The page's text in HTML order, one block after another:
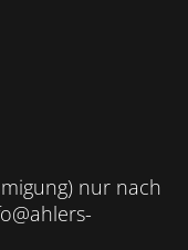
nur nach